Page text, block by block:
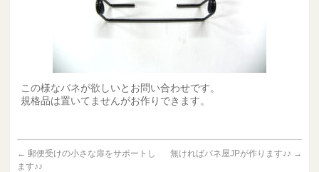
この様なバネが欲しいとお問い合わせです。
規格品は置いてませんがお作りできます。
← 郵便受けの小さな扉をサポートし
ます♪♪
無ければバネ屋JPが作ります♪♪ →